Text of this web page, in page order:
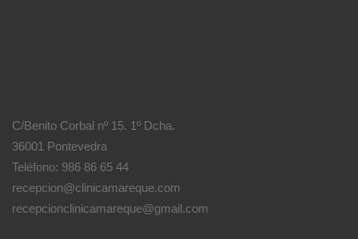
C/Benito Corbal nº 15. 1º Dcha.
36001 Pontevedra
Teléfono: 986 86 65 44
recepcion@clinicamareque.com
recepcionclinicamareque@gmail.com